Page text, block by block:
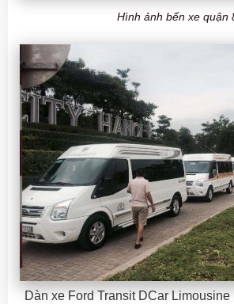
Hình ảnh bến xe quận
Dàn xe Ford Transit DCar Limousine